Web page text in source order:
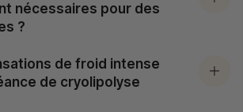
nécessaires pour des
?
de froid intense
de cryolipolyse